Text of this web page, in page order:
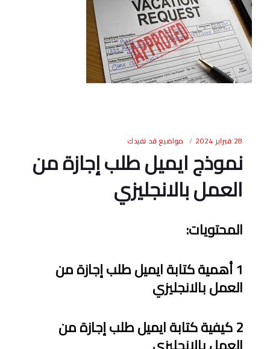
28 فبراير 2024 مواضيع قد تفيدك
نموذج ايميل طلب إجازة من
العمل بالانجليزي
المحتويات:
1أهمية كتابة ايميل طلب إجازة من
العمل بالانجليزي
2كيفية كتابة ايميل طلب إجازة من